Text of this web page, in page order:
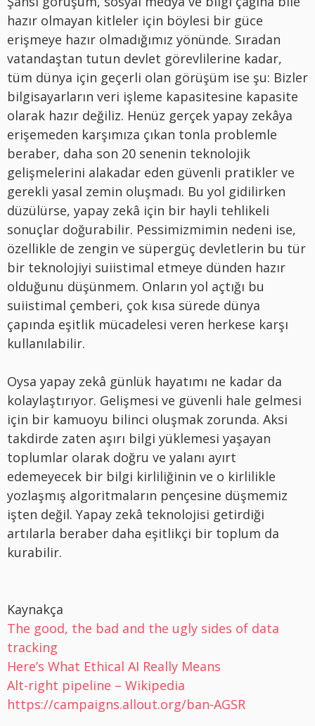
hazır olmayan kitleler için böylesi bir güce
erişmeye hazır olmadığımız yönünde. Sıradan
vatandaştan tutun devlet görevlilerine kadar,
tüm dünya için geçerli olan görüşüm ise şu: Bizler
bilgisayarların veri işleme kapasitesine kapasite
olarak hazır değiliz. Henüz gerçek yapay zekâya
erişemeden karşımıza çıkan tonla problemle
beraber, daha son 20 senenin teknolojik
gelişmelerini alakadar eden güvenli pratikler ve
gerekli yasal zemin oluşmadı. Bu yol gidilirken
düzülürse, yapay zekâ için bir hayli tehlikeli
sonuçlar doğurabilir. Pessimizmimin nedeni ise,
özellikle de zengin ve süpergüç devletlerin bu tür
bir teknolojiyi suiistimal etmeye dünden hazır
olduğunu düşünmem. Onların yol açtığı bu
suiistimal çemberi, çok kısa sürede dünya
çapında eşitlik mücadelesi veren herkese karşı
kullanılabilir.
Oysa yapay zekâ günlük hayatımı ne kadar da
kolaylaştırıyor. Gelişmesi ve güvenli hale gelmesi
için bir kamuoyu bilinci oluşmak zorunda. Aksi
takdirde zaten aşırı bilgi yüklemesi yaşayan
toplumlar olarak doğru ve yalanı ayırt
edemeyecek bir bilgi kirliliğinin ve o kirlilikle
yozlaşmış algoritmaların pençesine düşmemiz
işten değil. Yapay zekâ teknolojisi getirdiği
artılarla beraber daha eşitlikçi bir toplum da
kurabilir.
Kaynakça
The good, the bad and the ugly sides of data
tracking
Here’s What Ethical AI Really Means
Alt-right pipeline – Wikipedia
https://campaigns.allout.org/ban-AGSR